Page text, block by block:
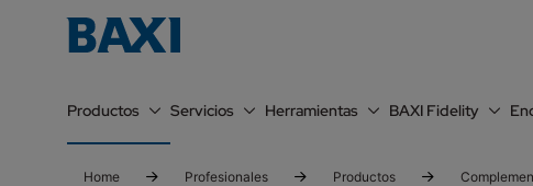
Productos Servicios Herramientas BAXI Fidelity
Home Profesionales Productos